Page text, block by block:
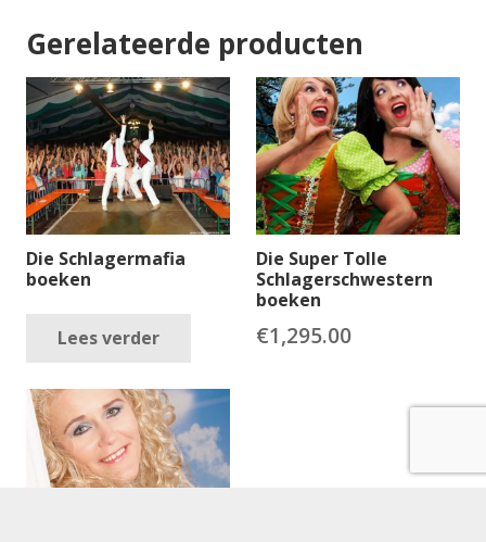
Gerelateerde producten
Die Schlagermafia
boeken
Lees verder
Die Super Tolle
Schlagerschwestern
boeken
€1,295.00